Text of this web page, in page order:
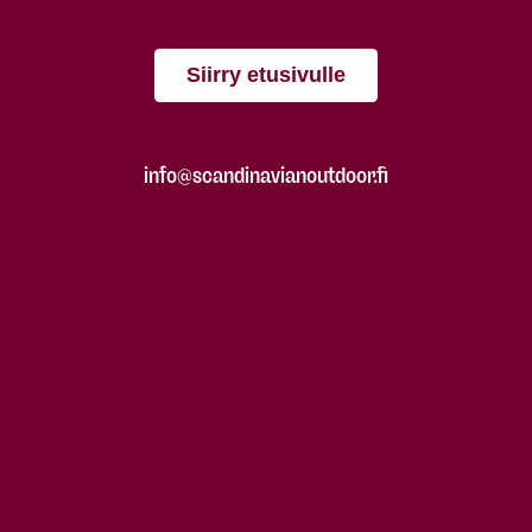
Siirry etusivulle
info@scandinavianoutdoor.fi